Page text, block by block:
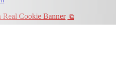
Real Cookie Banner